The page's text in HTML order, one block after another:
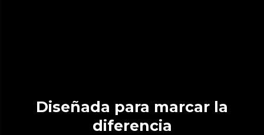
Diseñada para marcar la
diferencia